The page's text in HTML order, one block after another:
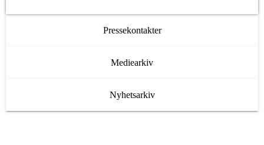
Pressekontakter
Mediearkiv
Nyhetsarkiv